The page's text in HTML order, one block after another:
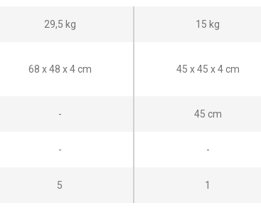
29,5 kg 15 kg
68 x 48 x 4 cm 45 x 45 x 4 cm
- 45 cm
- -
5 1